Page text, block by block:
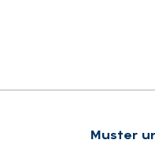
Muster